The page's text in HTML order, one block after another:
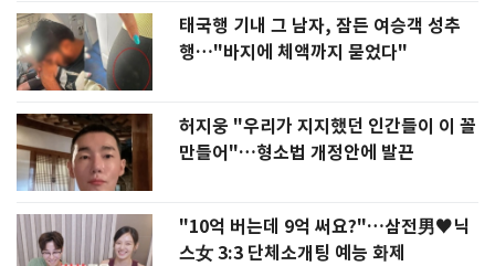
태국행 기내 그 남자, 잠든 여승객 성추
행…"바지에 체액까지 묻었다"
허지웅 "우리가 지지했던 인간들이 이 꼴
만들어"…형소법 개정안에 발끈
"10억 버는데 9억 써요?"…삼전男♥닉
스女 3:3 단체소개팅 예능 화제